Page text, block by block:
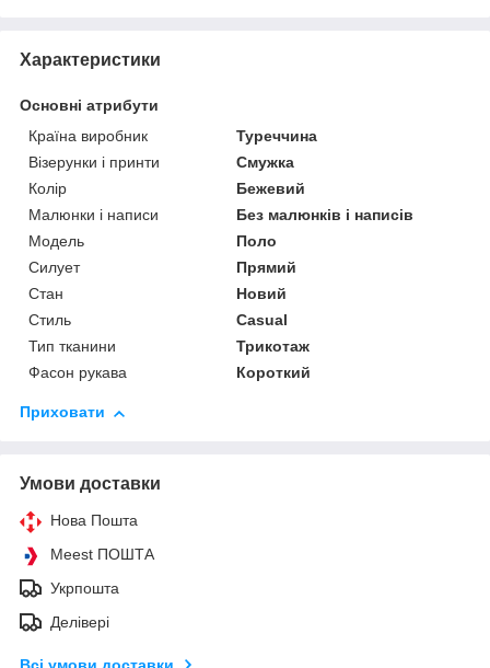
Характеристики
Основні атрибути
Країна виробник
Туреччина
Візерунки і принти
Смужка
Колір
Бежевий
Малюнки і написи
Без малюнків і написів
Модель
Поло
Силует
Прямий
Стан
Новий
Стиль
Casual
Тип тканини
Трикотаж
Фасон рукава
Короткий
Приховати
Умови доставки
Нова Пошта
Meest ПОШТА
Укрпошта
Делівері